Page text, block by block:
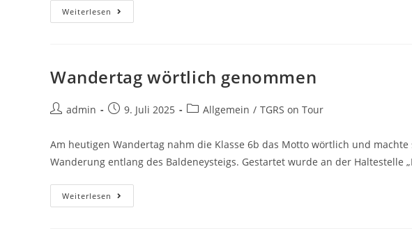
Weiterlesen
Wandertag wörtlich genommen
admin 9. Juli 2025 Allgemein / TGRS on Tour
Am heutigen Wandertag nahm die Klasse 6b das Motto wörtlich und
Wanderung entlang des Baldeneysteigs. Gestartet wurde an der Haltestelle
Weiterlesen